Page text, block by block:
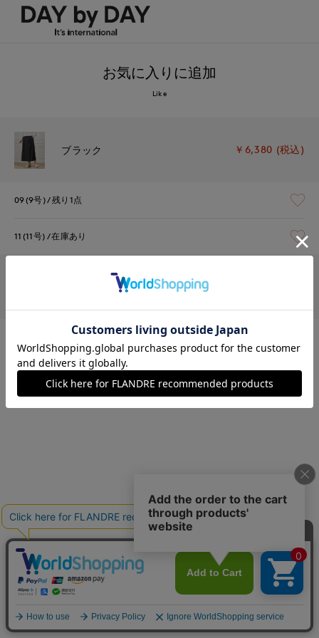
お気に入りに追加
Like
ブラック ￥6,380 (税込)
09(9号) 残り1点
11(11号) 在庫あり
残りわずか
11(11号) 在庫あり